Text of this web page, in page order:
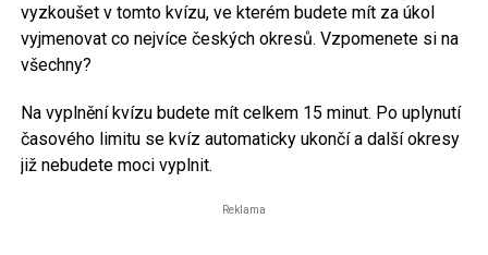
vyzkoušet v tomto kvízu, ve kterém budete mít za úkol
vyjmenovat co nejvíce českých okresů. Vzpomenete si na
všechny?
Na vyplnění kvízu budete mít celkem 15 minut. Po uplynutí
časového limitu se kvíz automaticky ukončí a další okresy
již nebudete moci vyplnit.
Reklama